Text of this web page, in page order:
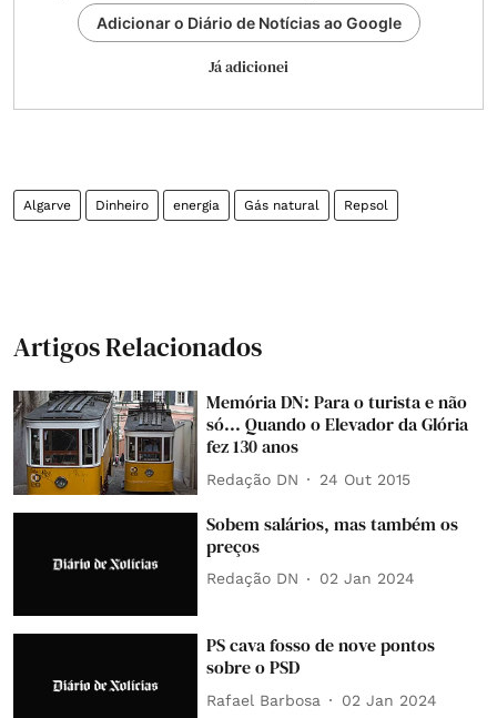
Adicionar o Diário de Notícias ao Google
Já adicionei
Algarve Dinheiro energia Gás natural Repsol
Artigos Relacionados
Memória DN: Para o turista e não
só... Quando o Elevador da Glória
fez 130 anos
Redação DN 24 Out 2015
Sobem salários, mas também os
preços
Redação DN 02 Jan 2024
PS cava fosso de nove pontos
sobre o PSD
Rafael Barbosa 02 Jan 2024